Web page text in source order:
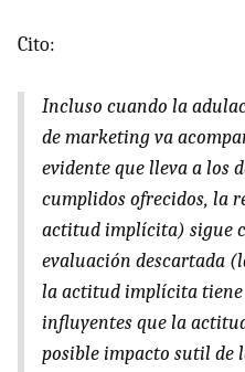
Cito:
Incluso cuando la
de marketing va
evidente que lleva a los
cumplidos ofrecidos, la
actitud implícita) sigue
evaluación descartada
la actitud implícita tiene
influyentes que la
posible impacto sutil de